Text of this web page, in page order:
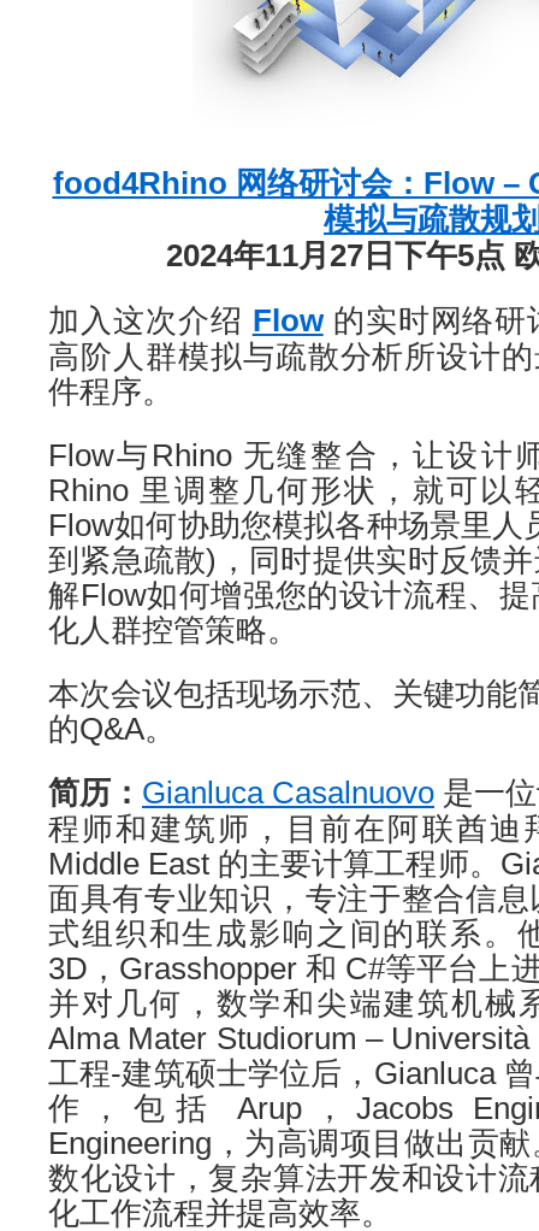
food4Rhino 网络研讨会：Flow –
模拟与疏散规
2024年11月27日下午5点
加入这次介绍 Flow的实时网络研
高阶人群模拟与疏散分析所设计
件程序。
Flow与Rhino 无缝整合，让设计
Rhino 里调整几何形状，就可以
Flow如何协助您模拟各种场景里人
到紧急疏散)，同时提供实时反馈
解Flow如何增强您的设计流程、
化人群控管策略。
本次会议包括现场示范、关键功能
的Q&A。
简历： Gianluca Casalnuovo 是一
程师和建筑师，目前在阿联酋迪
Middle East 的主要计算工程师。
面具有专业知识，专注于整合信
式组织和生成影响之间的联系。
3D，Grasshopper 和 C#等平台上
并对几何，数学和尖端建筑机械
Alma Mater Studiorum –
工程-建筑硕士学位后，Gianluca
作，包括 Arup，Jacobs
Engineering，为高调项目做出贡
数化设计，复杂算法开发和设计
化工作流程并提高效率。